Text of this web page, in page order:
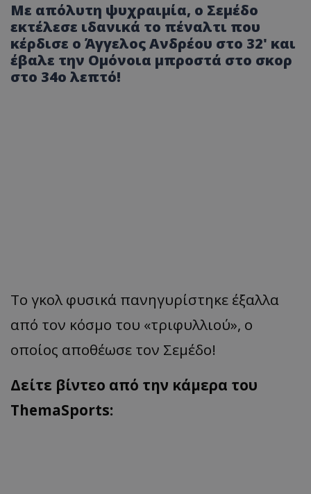
Με απόλυτη ψυχραιμία, ο Σεμέδο
εκτέλεσε ιδανικά το πέναλτι που
κέρδισε ο Άγγελος Ανδρέου στο 32' και
έβαλε την Ομόνοια μπροστά στο σκορ
στο 34ο λεπτό!
Το γκολ φυσικά πανηγυρίστηκε έξαλλα
από τον κόσμο του «τριφυλλιού», ο
οποίος αποθέωσε τον Σεμέδο!
Δείτε βίντεο από την κάμερα του
ThemaSports: